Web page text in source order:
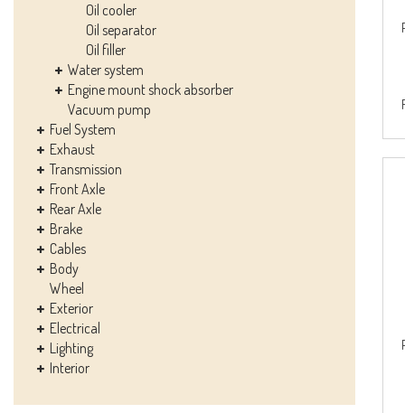
Oil cooler
Oil separator
Oil filler
Water system
Engine mount shock absorber
Vacuum pump
Fuel System
Exhaust
Transmission
Front Axle
Rear Axle
Brake
Cables
Body
Wheel
Exterior
Electrical
Lighting
Interior